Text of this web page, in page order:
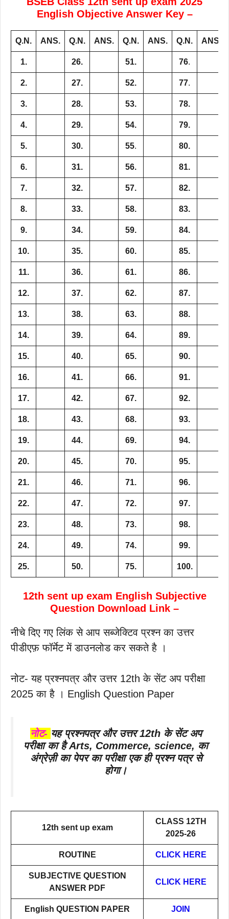
English Objective Answer Key –
Q.N. ANS. Q.N. ANS. Q.N. ANS. Q.N. ANS.
1. 26. 51. 76.
2. 27. 52. 77.
3. 28. 53. 78.
4. 29. 54. 79.
5. 30. 55. 80.
6. 31. 56. 81.
7. 32. 57. 82.
8. 33. 58. 83.
9. 34. 59. 84.
10. 35. 60. 85.
11. 36. 61. 86.
12. 37. 62. 87.
13. 38. 63. 88.
14. 39. 64. 89.
15. 40. 65. 90.
16. 41. 66. 91.
17. 42. 67. 92.
18. 43. 68. 93.
19. 44. 69. 94.
20. 45. 70. 95.
21. 46. 71. 96.
22. 47. 72. 97.
23. 48. 73. 98.
24. 49. 74. 99.
25. 50. 75. 100.
12th sent up exam English Subjective
Question Download Link –
नीचे दिए गए लिंक से आप सब्जेक्टिव प्रश्न का उत्तर
पीडीएफ़ फॉर्मेट में डाउनलोड कर सकते है ।
नोट- यह प्रश्नपत्र और उत्तर 12th के सेंट अप परीक्षा
2025 का है । English Question Paper
नोट- यह प्रश्नपत्र और उत्तर 12th केसेंट अप
परीक्षाका है Arts, Commerce, science, का
अंग्रेज़ी का पेपर का परीक्षा एक ही प्रश्न पत्र से
होगा।
12th sent up exam
CLASS 12TH
2025-26
ROUTINE CLICK HERE
SUBJECTIVE QUESTION
ANSWER PDF
CLICK HERE
English QUESTION PAPER JOIN